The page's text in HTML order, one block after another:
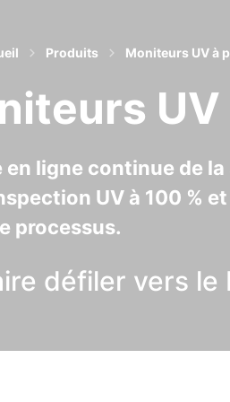
Produits Moniteurs UV à
en ligne continue de la
UV à 100 %
processus.
défiler vers le